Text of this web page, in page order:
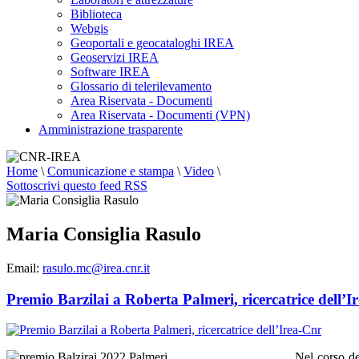
Biblioteca
Webgis
Geoportali e geocataloghi IREA
Geoservizi IREA
Software IREA
Glossario di telerilevamento
Area Riservata - Documenti
Area Riservata - Documenti (VPN)
Amministrazione trasparente
Home \ Comunicazione e stampa \ Video \
Sottoscrivi questo feed RSS
Maria Consiglia Rasulo
Email: rasulo.mc@irea.cnr.it
Premio Barzilai a Roberta Palmeri, ricercatrice